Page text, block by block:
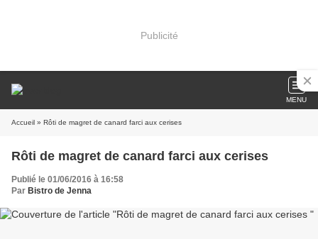
Publicité
MENU
Accueil » Rôti de magret de canard farci aux cerises
Rôti de magret de canard farci aux cerises
Publié le 01/06/2016 à 16:58
Par Bistro de Jenna